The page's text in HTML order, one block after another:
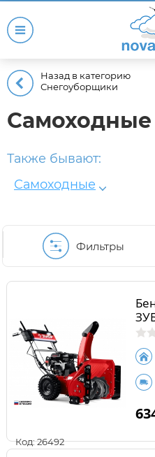
Назад в категорию
Снегоуборщики
Самоходные
Также бывают:
Самоходные
Фильтры
Код: 26492